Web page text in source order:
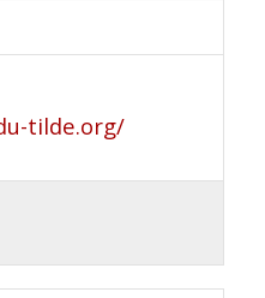
tilde.org/